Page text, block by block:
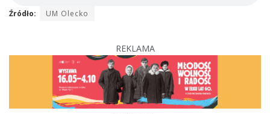
Źródło: UM Olecko
REKLAMA